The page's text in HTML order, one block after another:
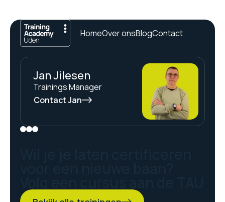
HomeOver onsBlogContact
Jan Jilesen
Trainings Manager
Contact Jan